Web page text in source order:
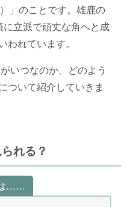
」のことです。雄鹿の
立派で頑丈な角へと成
れています。
いつなのか、どのよう
ついて紹介していきま
れる？
は……